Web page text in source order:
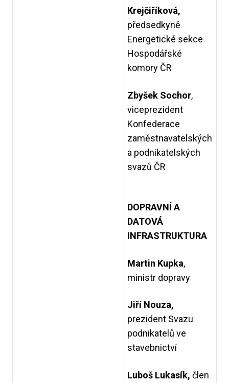
Krejčiříková,
předsedkyně
Energetické sekce
Hospodářské
komory ČR
Zbyšek Sochor,
viceprezident
Konfederace
zaměstnavatelských
a podnikatelských
svazů ČR
DOPRAVNÍ A
DATOVÁ
INFRASTRUKTURA
Martin Kupka,
ministr dopravy
Jiří Nouza,
prezident Svazu
podnikatelů ve
stavebnictví
Luboš Lukasík, člen